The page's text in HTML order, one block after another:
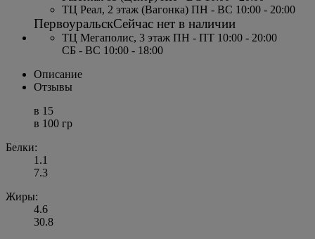
ТЦ Реал, 2 этаж (Вагонка) ПН - ВС 10:00 - 20:00
ПервоуральскСейчас нет в наличии
ТЦ Мегаполис, 3 этаж ПН - ПТ 10:00 - 20:00
СБ - ВС 10:00 - 18:00
Описание
Отзывы
в 15
в 100 гр
Белки:
1.1
7.3
Жиры:
4.6
30.8